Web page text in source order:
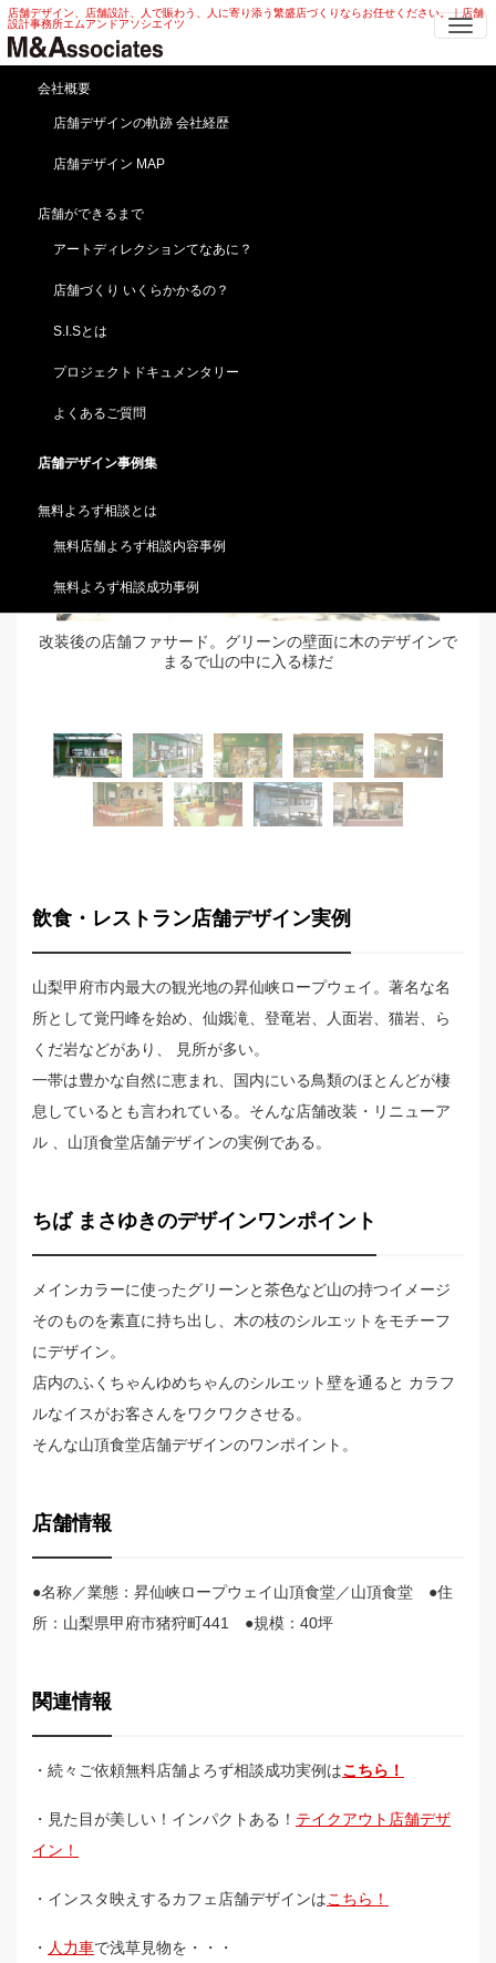
店舗デザイン、店舗設計、人で賑わう、人に寄り添う繁盛店づくりならお任せください。｜店舗
設計事務所エムアンドアソシエイツ
会社概要
店舗デザインの軌跡 会社経歴
店舗デザイン MAP
店舗ができるまで
アートディレクションてなあに？
店舗づくり いくらかかるの？
S.I.Sとは
プロジェクトドキュメンタリー
よくあるご質問
店舗デザイン事例集
無料よろず相談とは
無料店舗よろず相談内容事例
無料よろず相談成功事例
山頂食堂 店舗デザイン | 観光地 ロー
プウェイ 山頂食堂 店舗デザイン
HOME 店舗デザイン事例集
舗デザイン
【昇仙峡ロープウェイ山頂食堂】山梨／甲府（店舗改
装・リニューアル ）
改装後の店舗ファサード。グリーンの壁面に木のデザインで
まるで山の中に入る様だ
飲食・レストラン店舗デザイン実例
山梨甲府市内最大の観光地の昇仙峡ロープウェイ。著名な名
所として覚円峰を始め、仙娥滝、登竜岩、人面岩、猫岩、ら
くだ岩などがあり、 見所が多い。
一帯は豊かな自然に恵まれ、国内にいる鳥類のほとんどが棲
息しているとも言われている。そんな店舗改装・リニューア
ル 、山頂食堂店舗デザインの実例である。
ちば まさゆきのデザインワンポイント
メインカラーに使ったグリーンと茶色など山の持つイメージ
そのものを素直に持ち出し、木の枝のシルエットをモチーフ
にデザイン。
店内のふくちゃんゆめちゃんのシルエット壁を通ると カラフ
ルなイスがお客さんをワクワクさせる。
そんな山頂食堂店舗デザインのワンポイント。
店舗情報
●名称／業態：昇仙峡ロープウェイ山頂食堂／山頂食堂 ●住
所：山梨県甲府市猪狩町441 ●規模：40坪
関連情報
・続々ご依頼無料店舗よろず相談成功実例はこちら！
・見た目が美しい！インパクトある！ テイクアウト店舗デザ
イン！
・インスタ映えするカフェ店舗デザインはこちら！
・ 人力車で浅草見物を・・・